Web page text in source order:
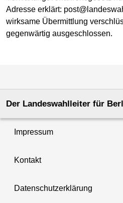
Adresse erklärt:
wirksame Übermittlung
gegenwärtig ausgeschlossen.
Der Landeswahlleiter für
Impressum
Kontakt
Datenschutzerklärung